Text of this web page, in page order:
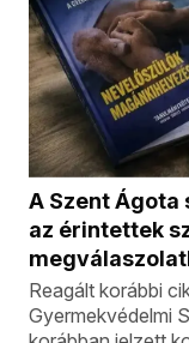
A Szent Ágota
az érintettek
Reagált korábbi
Gyermekvédelmi